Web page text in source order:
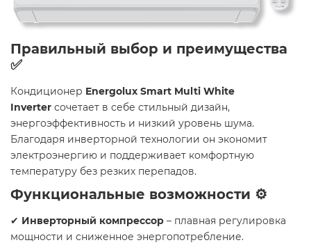
Правильный выбор и преимущества
✅
Кондиционер Energolux Smart Multi White
Inverter сочетает в себе стильный дизайн,
энергоэффективность и низкий уровень шума.
Благодаря инверторной технологии он экономит
электроэнергию и поддерживает комфортную
температуру без резких перепадов.
Функциональные возможности ⚙️
✔ Инверторный компрессор – плавная регулировка
мощности и сниженное энергопотребление.